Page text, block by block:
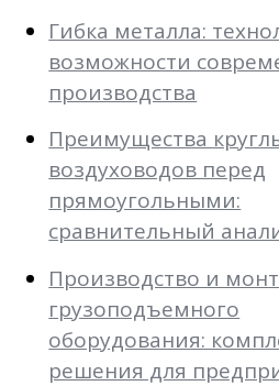
Гибка металла:
возможности
производства
Преимущества
воздуховодов перед
прямоугольными:
сравнительный
Производство и
грузоподъемного
оборудования:
решения для